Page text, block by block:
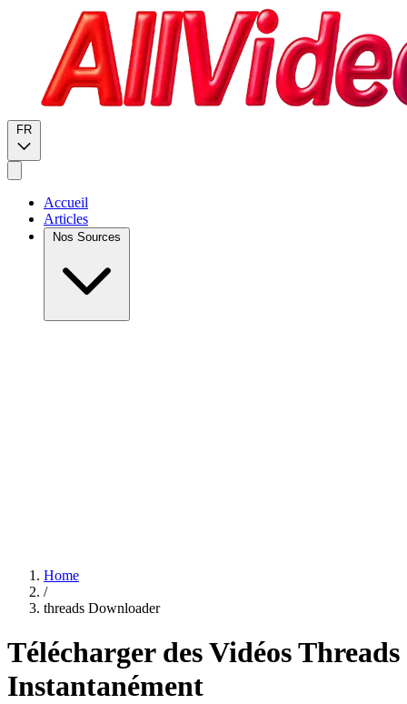
FR
Accueil
Articles
Nos Sources
Home
/
threads Downloader
Télécharger des Vidéos Threads
Instantanément